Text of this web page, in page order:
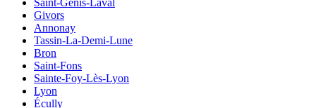
Saint-Genis-Laval
Givors
Annonay
Tassin-La-Demi-Lune
Bron
Saint-Fons
Sainte-Foy-Lès-Lyon
Lyon
Écully